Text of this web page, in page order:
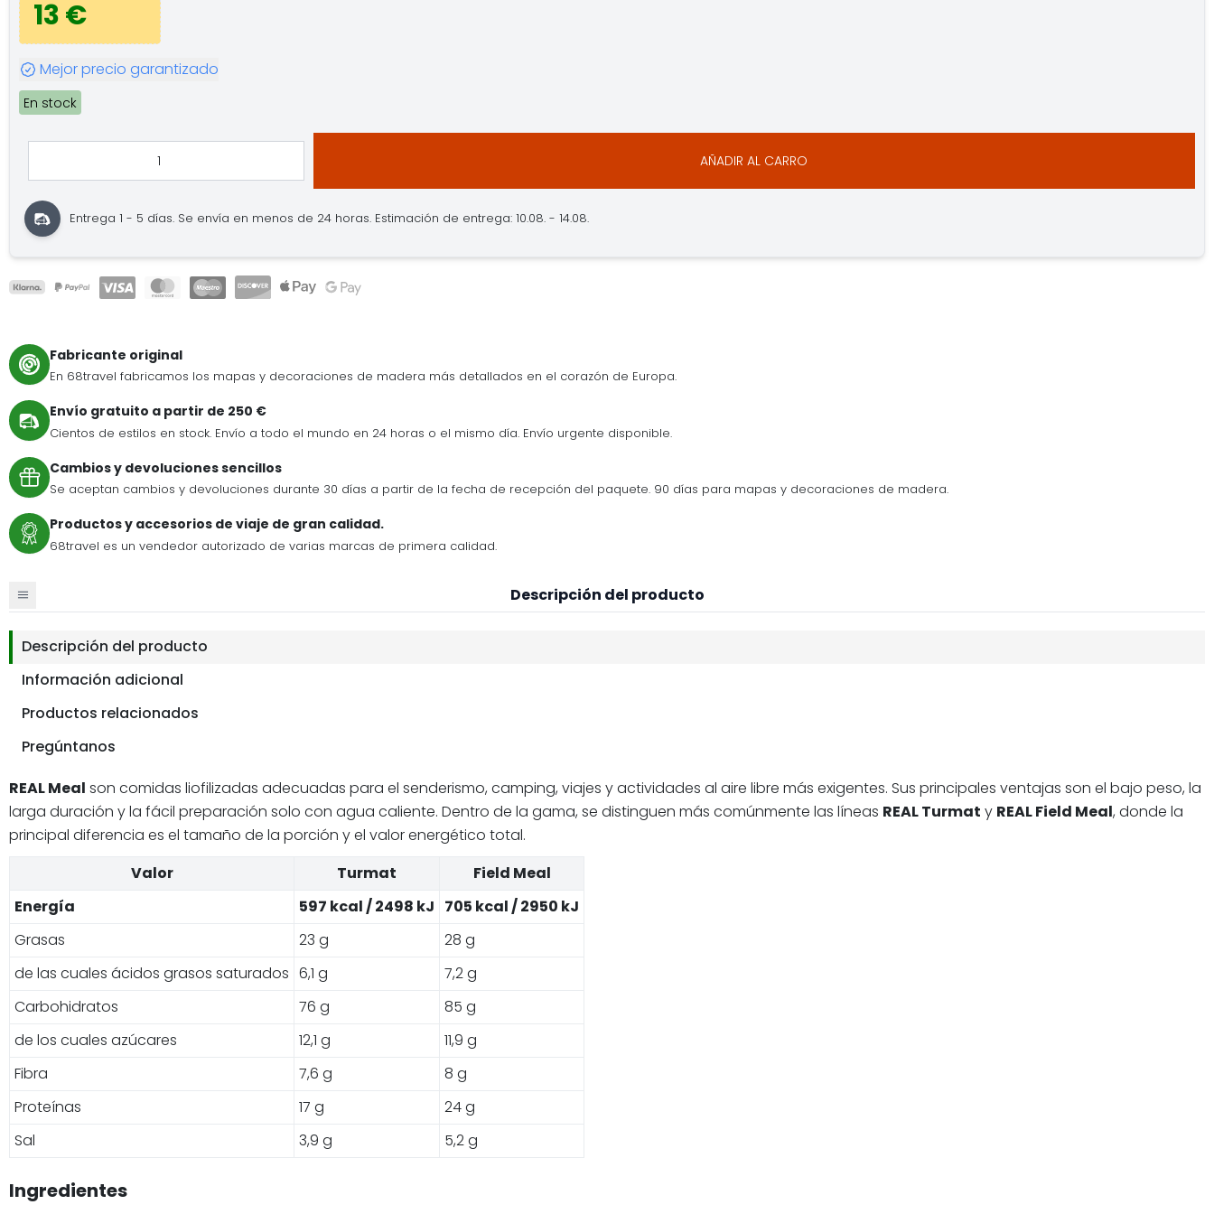
13 €
Mejor precio garantizado
En stock
AÑADIR AL CARRO
Entrega 1 - 5 días. Se envía en menos de 24 horas. Estimación de entrega: 10.08. - 14.08.
Fabricante original
En 68travel fabricamos los mapas y decoraciones de madera más detallados en el corazón de Europa.
Envío gratuito a partir de 250 €
Cientos de estilos en stock. Envío a todo el mundo en 24 horas o el mismo día. Envío urgente disponible.
Cambios y devoluciones sencillos
Se aceptan cambios y devoluciones durante 30 días a partir de la fecha de recepción del paquete. 90 días para mapas y decoraciones de madera.
Productos y accesorios de viaje de gran calidad.
68travel es un vendedor autorizado de varias marcas de primera calidad.
Descripción del producto
Descripción del producto
Información adicional
Productos relacionados
Pregúntanos
REAL Meal son comidas liofilizadas adecuadas para el senderismo, camping, viajes y actividades al aire libre más exigentes. Sus principales ventajas son el bajo peso, la
larga duración y la fácil preparación solo con agua caliente. Dentro de la gama, se distinguen más comúnmente las líneas REAL Turmat y REAL Field Meal, donde la
principal diferencia es el tamaño de la porción y el valor energético total.
Valor
Turmat
Field Meal
Energía
597 kcal / 2498 kJ 705 kcal / 2950 kJ
Grasas
23 g
28 g
de las cuales ácidos grasos saturados 6,1 g
7,2 g
Carbohidratos
76 g
85 g
de los cuales azúcares
12,1 g
11,9 g
Fibra
7,6 g
8 g
Proteínas
17 g
24 g
Sal
3,9 g 5,2 g
Ingredientes